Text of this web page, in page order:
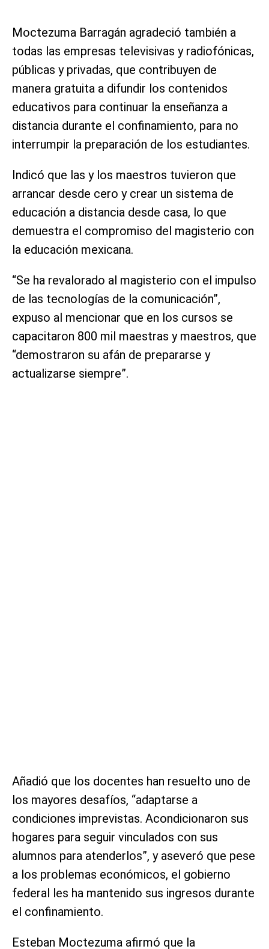
Moctezuma Barragán agradeció también a
todas las empresas televisivas y radiofónicas,
públicas y privadas, que contribuyen de
manera gratuita a difundir los contenidos
educativos para continuar la enseñanza a
distancia durante el confinamiento, para no
interrumpir la preparación de los estudiantes.
Indicó que las y los maestros tuvieron que
arrancar desde cero y crear un sistema de
educación a distancia desde casa, lo que
demuestra el compromiso del magisterio con
la educación mexicana.
“Se ha revalorado al magisterio con el impulso
de las tecnologías de la comunicación”,
expuso al mencionar que en los cursos se
capacitaron 800 mil maestras y maestros, que
“demostraron su afán de prepararse y
actualizarse siempre”.
Añadió que los docentes han resuelto uno de
los mayores desafíos, “adaptarse a
condiciones imprevistas. Acondicionaron sus
hogares para seguir vinculados con sus
alumnos para atenderlos”, y aseveró que pese
a los problemas económicos, el gobierno
federal les ha mantenido sus ingresos durante
el confinamiento.
Esteban Moctezuma afirmó que la